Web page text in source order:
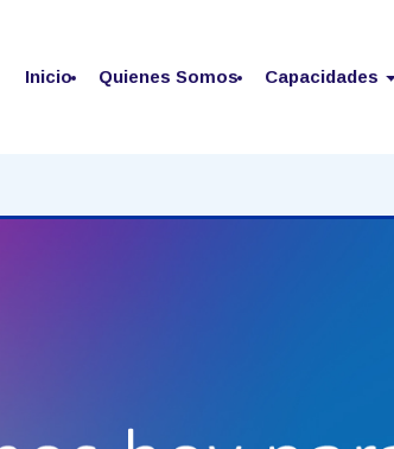
Inicio Quienes Somos Capacidades